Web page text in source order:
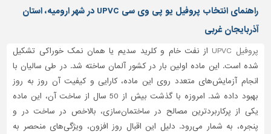
تاسیسات
ساختمان
ترافیک
و
سازه
سایر
راهنمای انتخاب پروفیل یو پی وی سی UPVC در شهر ارومیه، استان
آذربایجان غربی
پروفیل UPVC
از نفت خام و کلرید سدیم یا همان نمک خوراکی تشکیل
شده است. این ماده اولین بار در کشور آلمان ساخته شد. در طی سالیان با
انجام آزمایش‌های متعدد روی این ماده، کارایی و کیفیت آن روز به روز
بهبود داده شد. امروزه با گذشت بیش از 50 سال از ساخت آن، این ماده
یکی از پرکاربردترین مصالح در ساختمان‌سازی، بالاخص در ساخت در و
پنجره، به شمار می‌رود. دلیل این اقبال روز افزون، ویژگی‌های منحصر به